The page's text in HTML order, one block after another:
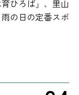
ひろば」、里山
の日の定番スポ